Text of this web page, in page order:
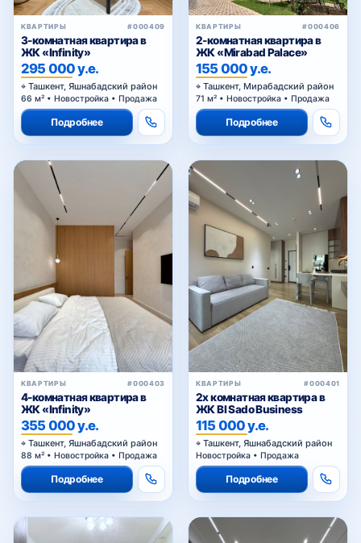
КВАРТИРЫ #000409
3-комнатная квартира в
ЖК «Infinity»
295 000 у.е.
Ташкент, Яшнабадский район
66 м² • Новостройка • Продажа
Подробнее
КВАРТИРЫ #000406
2-комнатная квартира в
ЖК «Mirabad Palace»
155 000 у.е.
Ташкент, Мирабадский район
71 м² • Новостройка • Продажа
Подробнее
КВАРТИРЫ #000403
4-комнатная квартира в
ЖК «Infinity»
355 000 у.е.
Ташкент, Яшнабадский район
88 м² • Новостройка • Продажа
Подробнее
КВАРТИРЫ #000401
2х комнатная квартира в
ЖК BI Sado Business
115 000 у.е.
Ташкент, Яшнабадский район
Новостройка • Продажа
Подробнее